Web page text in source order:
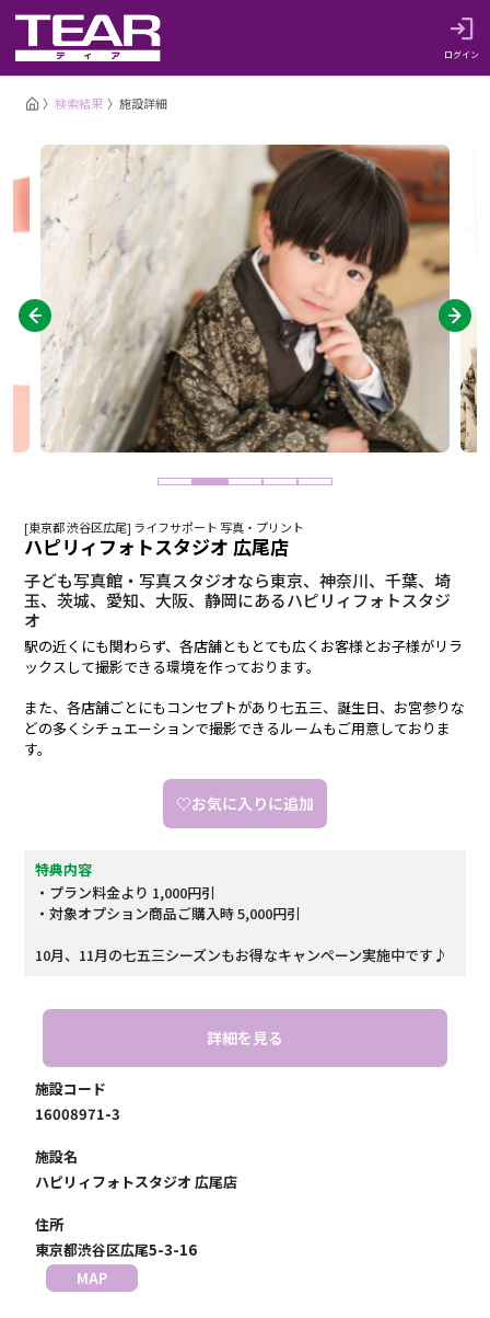
ログイン
検索結果 施設詳細
[東京都 渋谷区広尾] ライフサポート 写真・プリント
ハピリィフォトスタジオ 広尾店
子ども写真館・写真スタジオなら東京、神奈川、千葉、埼
玉、茨城、愛知、大阪、静岡にあるハピリィフォトスタジ
オ
駅の近くにも関わらず、各店舗ともとても広くお客様とお子様がリラ
ックスして撮影できる環境を作っております。
また、各店舗ごとにもコンセプトがあり七五三、誕生日、お宮参りな
どの多くシチュエーションで撮影できるルームもご用意しておりま
す。
♡お気に入りに追加
特典内容
・プラン料金より 1,000円引
・対象オプション商品ご購入時 5,000円引
10月、11月の七五三シーズンもお得なキャンペーン実施中です♪
詳細を見る
施設コード
16008971-3
施設名
ハピリィフォトスタジオ 広尾店
住所
東京都渋谷区広尾5-3-16
MAP